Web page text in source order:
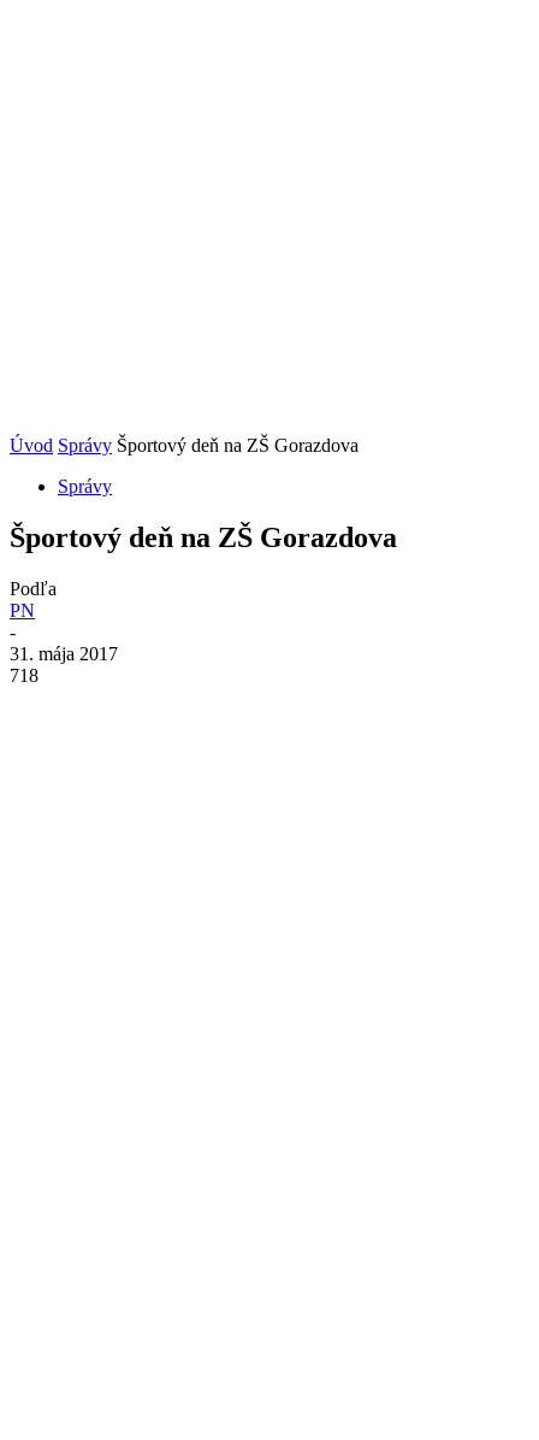
Úvod Správy Športový deň na ZŠ Gorazdova
Správy
Športový deň na ZŠ Gorazdova
Podľa
PN
-
31. mája 2017
718